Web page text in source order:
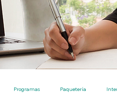
Programas Paquetería